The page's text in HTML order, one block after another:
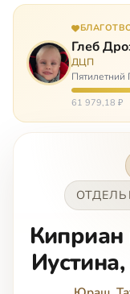
Глеб
ДЦП
Пятилетний
ДЦП из-за
но его
61 979,18 ₽
Киприан